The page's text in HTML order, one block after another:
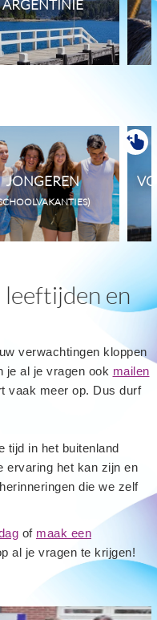
ARGENTINIË
JONGEREN
leeftijden en
verwachtingen kloppen
je al je vragen ook mailen
vaak meer op. Dus durf
tijd in het buitenland
ervaring het kan zijn en
die we zelf
of maak een
al je vragen te krijgen!